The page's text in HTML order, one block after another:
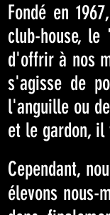
Fondé en
club-house, le
d'offrir à nos
s'agisse de
l'anguille ou
et le gardon, il
Cependant,
élevons